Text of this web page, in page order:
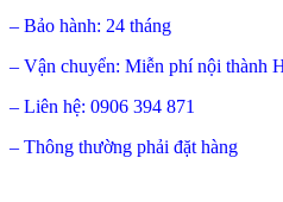
– Bảo hành: 24 tháng
– Vận chuyển: Miễn phí nội thành
– Liên hệ: 0906 394 871
– Thông thường phải đặt hàng